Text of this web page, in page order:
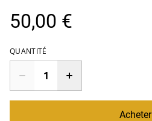
50,00 €
QUANTITÉ
Acheter